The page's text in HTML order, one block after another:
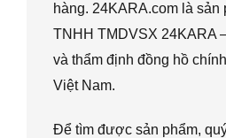
hàng. 24KARA.com là sản
TNHH TMDVSX 24KARA
và thẩm định đồng hồ
Việt Nam.
Để tìm được sản phẩm,